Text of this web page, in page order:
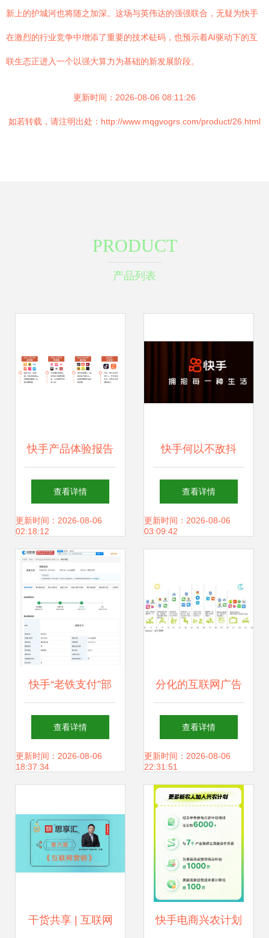
新上的护城河也将随之加深。这场与英伟达的强强联合，无疑为快手
在激烈的行业竞争中增添了重要的技术砝码，也预示着AI驱动下的互
联生态正进入一个以强大算力为基础的新发展阶段。
更新时间：2026-08-06 08:11:26
如若转载，请注明出处：http://www.mqgvogrs.com/product/26.html
PRODUCT
产品列表
快手产品体验报告
加速连接，深度共
鸣的快手互联
查看详情
更新时间：2026-08-06
02:18:12
快手何以不敌抖
音？互联网大战背
后的思维差异
查看详情
更新时间：2026-08-06
03:09:42
快手“老铁支付”部
分商标完成注册，
互联生态再进一步
查看详情
更新时间：2026-08-06
18:37:34
分化的互联网广告
业 是什么决定了复
苏弹性？以快手互
联为例
查看详情
更新时间：2026-08-06
22:31:51
干货共享 | 互联网 快手电商兴农计划